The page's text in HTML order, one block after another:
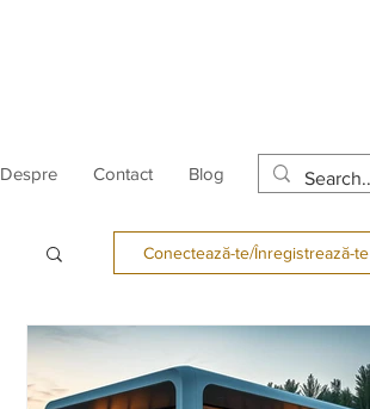
Despre Contact Blog
Conectează-te/Înregistrează-te